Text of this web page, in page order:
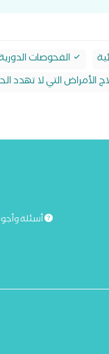
الفحوصات
الأمراض التي لا تهدد
أسئلة